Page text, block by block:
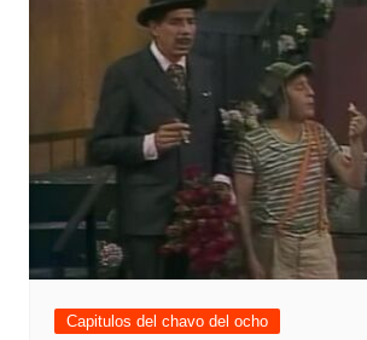
Capitulos del chavo del ocho